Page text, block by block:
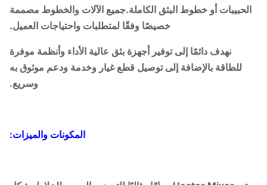
أو خطوط البثق الكاملة.جميع الآلات والخطوط مصممة
خصيصًا وفقًا لمتطلبات واحتياجات العميل.
نهدف دائمًا إلى توفير أجهزة بثق عالية الأداء وأنظمة موفرة
للطاقة بالإضافة إلى توصيل قطع غيار وخدمة ودعم موثوق به
وسريع.
المكونات والميزات: